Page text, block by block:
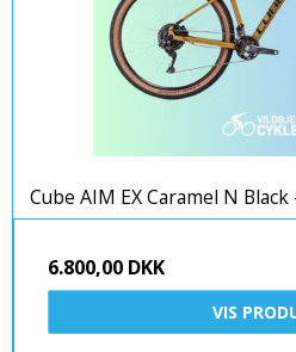
Cube AIM EX Caramel N
6.800,00 DKK
VIS